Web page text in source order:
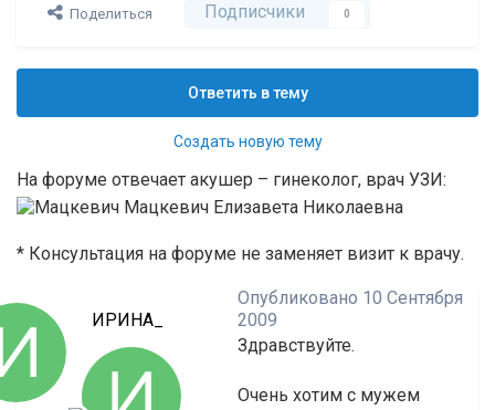
Поделиться Подписчики 0
Ответить в тему
Создать новую тему
На форуме отвечает акушер – гинеколог, врач УЗИ:
Мацкевич Елизавета Николаевна
* Консультация на форуме не заменяет визит к врачу.
ИРИНА_
Опубликовано 10 Сентября
2009
Здравствуйте.
Очень хотим с мужем